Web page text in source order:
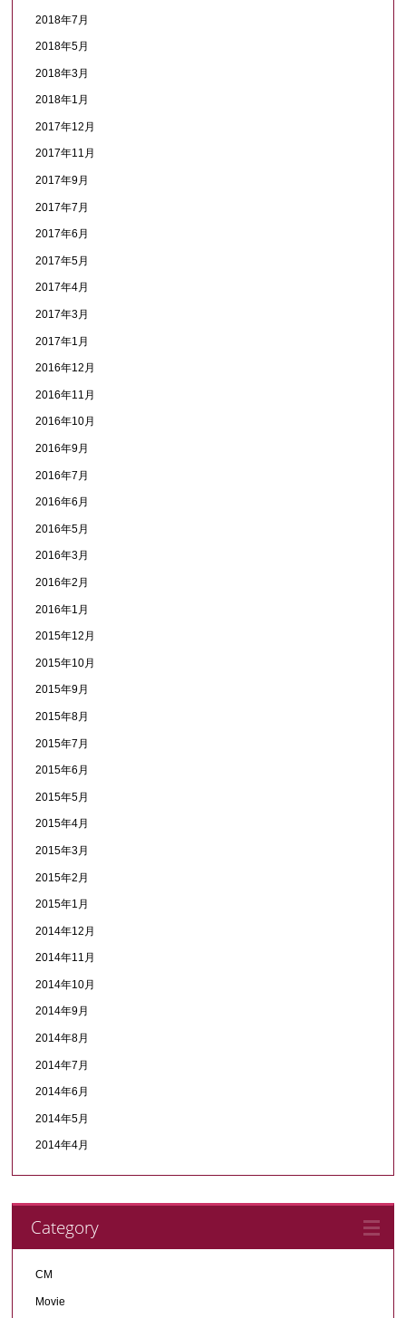
2018年7月
2018年5月
2018年3月
2018年1月
2017年12月
2017年11月
2017年9月
2017年7月
2017年6月
2017年5月
2017年4月
2017年3月
2017年1月
2016年12月
2016年11月
2016年10月
2016年9月
2016年7月
2016年6月
2016年5月
2016年3月
2016年2月
2016年1月
2015年12月
2015年10月
2015年9月
2015年8月
2015年7月
2015年6月
2015年5月
2015年4月
2015年3月
2015年2月
2015年1月
2014年12月
2014年11月
2014年10月
2014年9月
2014年8月
2014年7月
2014年6月
2014年5月
2014年4月
Category
CM
Movie